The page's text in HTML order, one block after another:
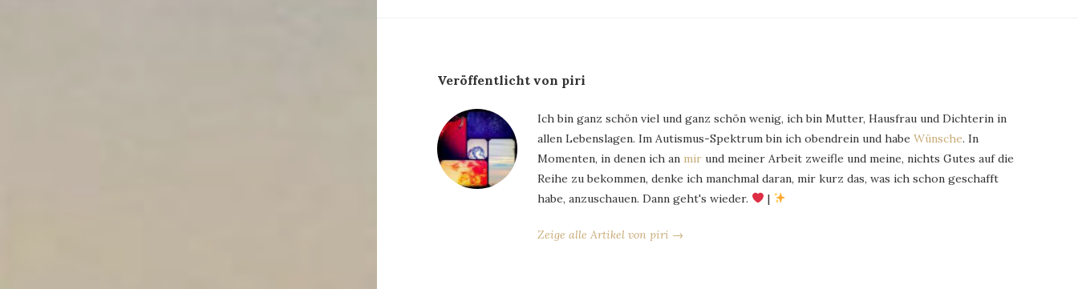
Veröffentlicht von piri
Ich bin ganz schön viel und ganz schön wenig, ich bin Mutter, Hausfrau und Dichterin in
allen Lebenslagen. Im Autismus-Spektrum bin ich obendrein und habeWünsche. In
Momenten, in denen ich an mir und meiner Arbeit zweifle und meine, nichts Gutes auf die
Reihe zu bekommen, denke ich manchmal daran, mir kurz das, was ich schon geschafft
habe, anzuschauen. Dann geht's wieder.
|
Zeige alle Artikel von piri →